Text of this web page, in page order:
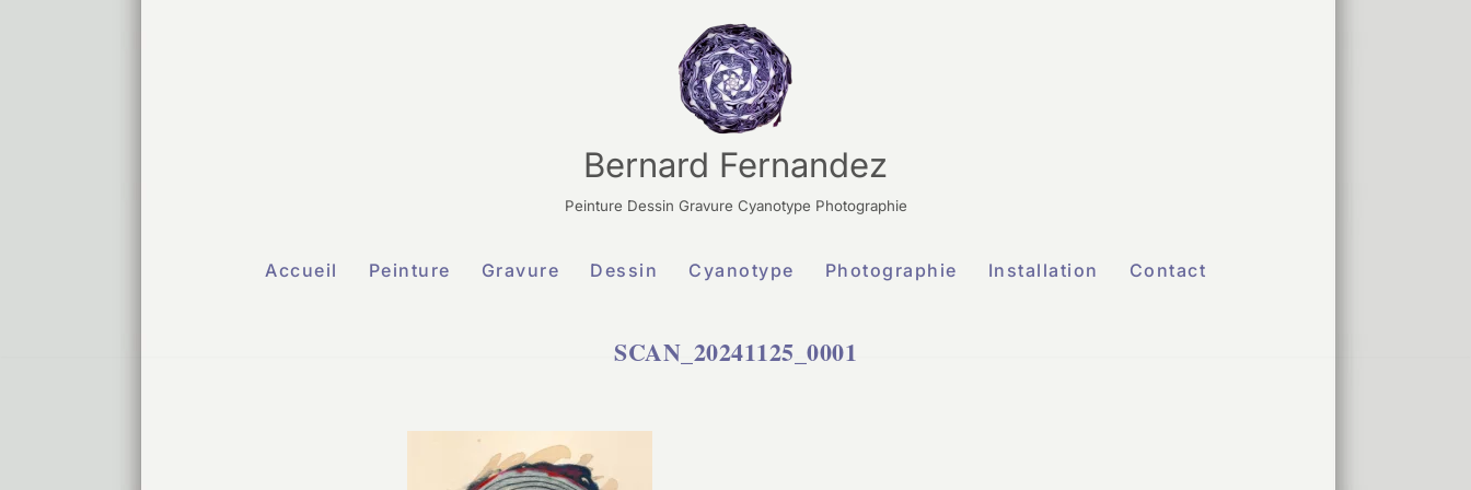
Bernard Fernandez
Peinture Dessin Gravure Cyanotype Photographie
Accueil Peinture Gravure Dessin Cyanotype Photographie Installation Contact
SCAN_20241125_0001